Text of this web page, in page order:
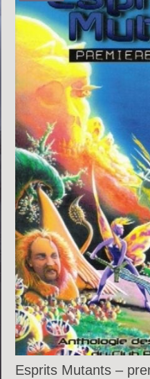
Esprits Mutants –